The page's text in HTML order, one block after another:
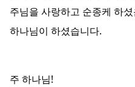
주님을 사랑하고 순종케 하
하나님이 하셨습니다.
주 하나님!